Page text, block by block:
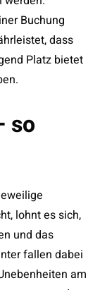
Buchung
dass
Platz bietet
so
lohnt es sich,
und das
fallen dabei
am